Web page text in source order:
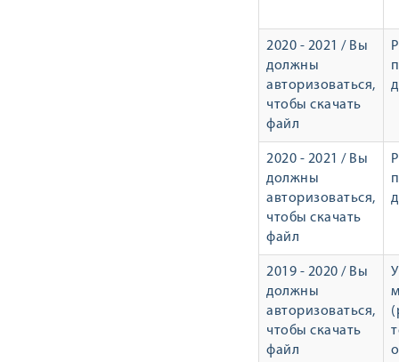
2020 - 2021 / Вы
должны
авторизоваться,
чтобы скачать
файл
2020 - 2021 / Вы
должны
авторизоваться,
чтобы скачать
файл
2019 - 2020 / Вы
должны
авторизоваться,
чтобы скачать
файл